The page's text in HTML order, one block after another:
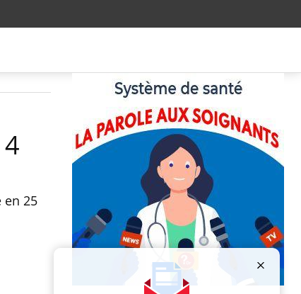
en 25